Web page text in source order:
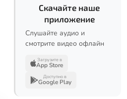
Скачайте наше
приложение
Слушайте аудио и
смотрите видео офлайн
Загрузите в
App Store
Доступно в
Google Play